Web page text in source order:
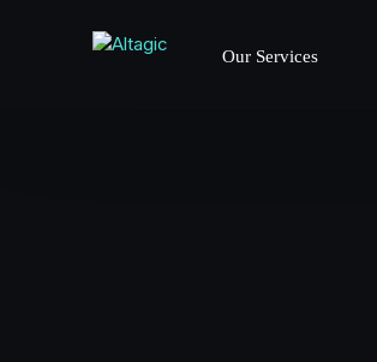
Our Services